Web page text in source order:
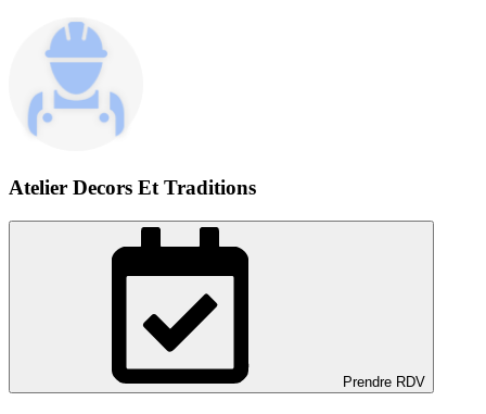
Atelier Decors Et Traditions
Prendre RDV